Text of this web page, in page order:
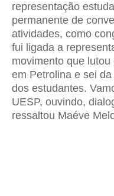
representação
permanente de
atividades, como
fui ligada a
movimento que
em Petrolina e sei
dos estudantes.
UESP, ouvindo,
ressaltou Maéve